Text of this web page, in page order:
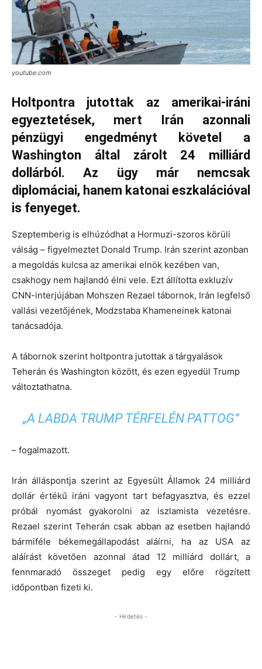
youtube.com
Holtpontra jutottak az amerikai-iráni
egyeztetések, mert Irán azonnali
pénzügyi engedményt követel a
Washington által zárolt 24 milliárd
dollárból. Az ügy már nemcsak
diplomáciai, hanem katonai eszkalációval
is fenyeget.
Szeptemberig is elhúzódhat a Hormuzi-szoros körüli
válság – figyelmeztet Donald Trump. Irán szerint azonban
a megoldás kulcsa az amerikai elnök kezében van,
csakhogy nem hajlandó élni vele. Ezt állította exkluzív
CNN-interjújában Mohszen Rezael tábornok, Irán legfelső
vallási vezetőjének, Modzstaba Khameneinek katonai
tanácsadója.
A tábornok szerint holtpontra jutottak a tárgyalások
Teherán és Washington között, és ezen egyedül Trump
változtathatna.
„A LABDA TRUMP TÉRFELÉN PATTOG”
– fogalmazott.
Irán álláspontja szerint az Egyesült Államok 24 milliárd
dollár értékű iráni vagyont tart befagyasztva, és ezzel
próbál nyomást gyakorolni az iszlamista vezetésre.
Rezael szerint Teherán csak abban az esetben hajlandó
bármiféle békemegállapodást aláírni, ha az USA az
aláírást követően azonnal átad 12 milliárd dollárt, a
fennmaradó összeget pedig egy előre rögzített
időpontban fizeti ki.
- Hirdetés -